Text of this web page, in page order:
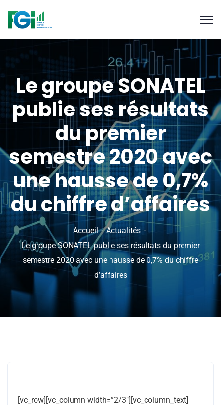
Le groupe SONATEL
publie ses résultats
du premier
semestre 2020 avec
une hausse de 0,7%
du chiffre d’affaires
Accueil
Actualités
Le groupe SONATEL publie ses résultats du premier
semestre 2020 avec une hausse de 0,7% du chiffre
d’affaires
[vc_row][vc_column width=”2/3″][vc_column_text]